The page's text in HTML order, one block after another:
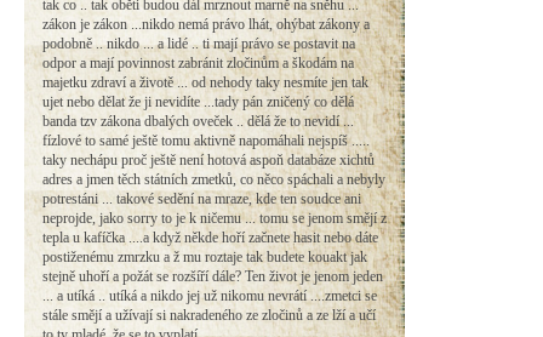
tak co .. tak oběti budou dál mrznout marně na sněhu ...
zákon je zákon ...nikdo nemá právo lhát, ohýbat zákony a
podobně .. nikdo ... a lidé .. ti mají právo se postavit na
odpor a mají povinnost zabránit zločinům a škodám na
majetku zdraví a životě ... od nehody taky nesmíte jen tak
ujet nebo dělat že ji nevidíte ...tady pán zničený co dělá
banda tzv zákona dbalých oveček .. dělá že to nevidí ...
fízlové to samé ještě tomu aktivně napomáhali nejspíš .....
taky nechápu proč ještě není hotová aspoň databáze xichtů
adres a jmen těch státních zmetků, co něco spáchali a nebyly
potrestáni ... takové sedění na mraze, kde ten soudce ani
neprojde, jako sorry to je k ničemu ... tomu se jenom smějí z
tepla u kafíčka ....a když někde hoří začnete hasit nebo dáte
postiženému zmrzku a ž mu roztaje tak budete kouakt jak
stejně uhoří a požát se rozšíří dále? Ten život je jenom jeden
... a utíká .. utíká a nikdo jej už nikomu nevrátí ....zmetci se
stále smějí a užívají si nakradeného ze zločinů a ze lží a učí